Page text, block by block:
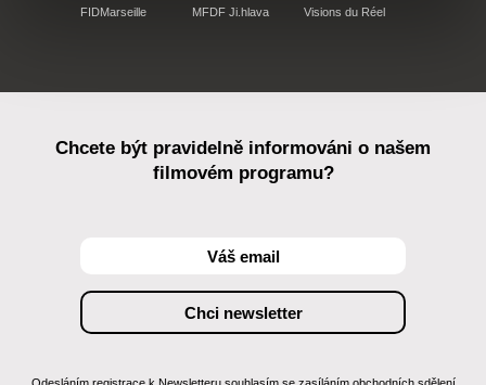
FIDMarseille MFDF Ji.hlava Visions du Réel
Chcete být pravidelně informováni o našem
filmovém programu?